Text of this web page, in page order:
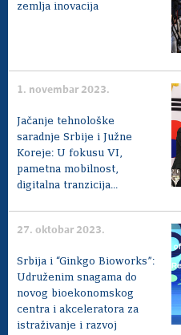
zemlja inovacija
1. novembar 2023.
Jačanje tehnološke
saradnje Srbije i Južne
Koreje: U fokusu VI,
pametna mobilnost,
digitalna tranzicija...
27. oktobar 2023.
Srbija i “Ginkgo Bioworks”:
Udruženim snagama do
novog bioekonomskog
centra i akceleratora za
istraživanje i razvoj